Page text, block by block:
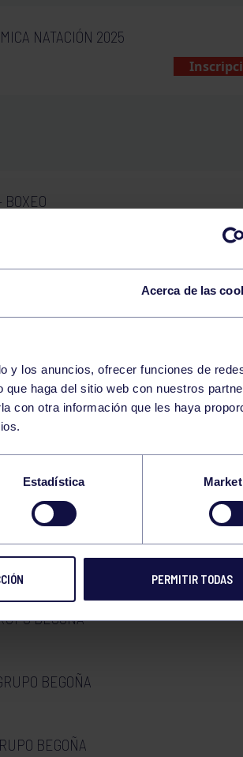
Acerca de las
y los anuncios, ofrecer funciones de
haga del sitio web con nuestros
con otra información que les haya
Estadística
PERMITIR TODAS
NATACIÓN 2025
BEGOÑA
BEGOÑA
BEGOÑA